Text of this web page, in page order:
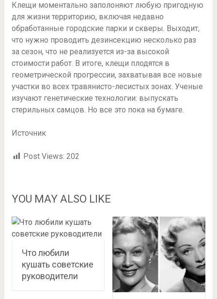
Клещи моментально заполоняют любую пригодную
для жизни территорию, включая недавно
обработанные городские парки и скверы. Выходит,
что нужно проводить дезинсекцию несколько раз
за сезон, что не реализуется из-за высокой
стоимости работ. В итоге, клещи плодятся в
геометрической прогрессии, захватывая все новые
участки во всех травянисто-лесистых зонах. Ученые
изучают генетические технологии: выпускать
стерильных самцов. Но все это пока на бумаге.
Источник
Post Views: 202
YOU MAY ALSO LIKE
Что любили
кушать советские
руководители